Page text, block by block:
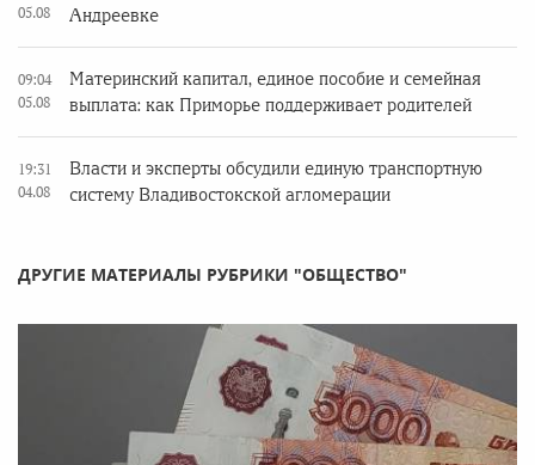
05.08
Андреевке
09:04
05.08
Материнский капитал, единое пособие и семейная
выплата: как Приморье поддерживает родителей
19:31
04.08
Власти и эксперты обсудили единую транспортную
систему Владивостокской агломерации
ДРУГИЕ МАТЕРИАЛЫ РУБРИКИ "ОБЩЕСТВО"